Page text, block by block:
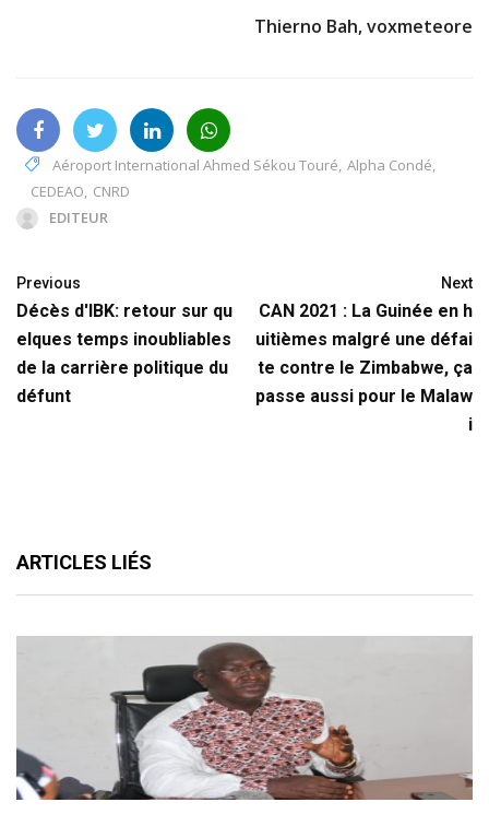
Thierno Bah, voxmeteore
Aéroport International Ahmed Sékou Touré Alpha Condé
CEDEAO CNRD
EDITEUR
Previous
Décès d'IBK: retour sur qu
elques temps inoubliables
de la carrière politique du
défunt
Next
CAN 2021 : La Guinée en h
uitièmes malgré une défai
te contre le Zimbabwe, ça
passe aussi pour le Malaw
i
ARTICLES LIÉS